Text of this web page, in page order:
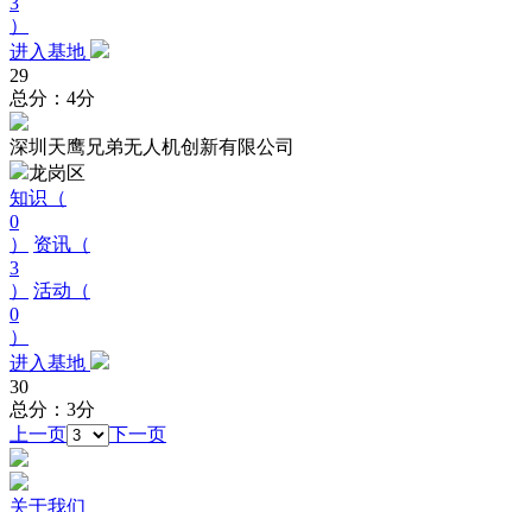
）
进入基地
29
总分：4分
深圳天鹰兄弟无人机创新有限公司
龙岗区
知识（
0
）
资讯（
3
）
活动（
0
）
进入基地
30
总分：3分
上一页
下一页
关于我们